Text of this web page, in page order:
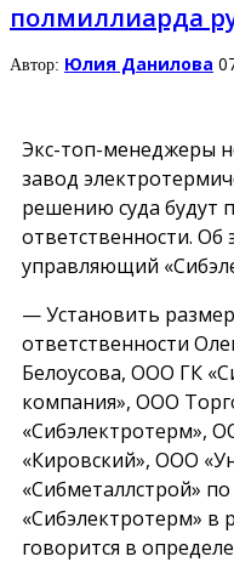
полмиллиарда
Автор: Юлия Данилова
Экс-топ-менеджеры
завод
решению суда будут
ответственности.
управляющий
— Установить
ответственности
Белоусова, ООО ГК
компания», ООО
«Сибэлектротерм»,
«Кировский», ООО
«Сибметаллстрой»
«Сибэлектротерм» в
говорится в